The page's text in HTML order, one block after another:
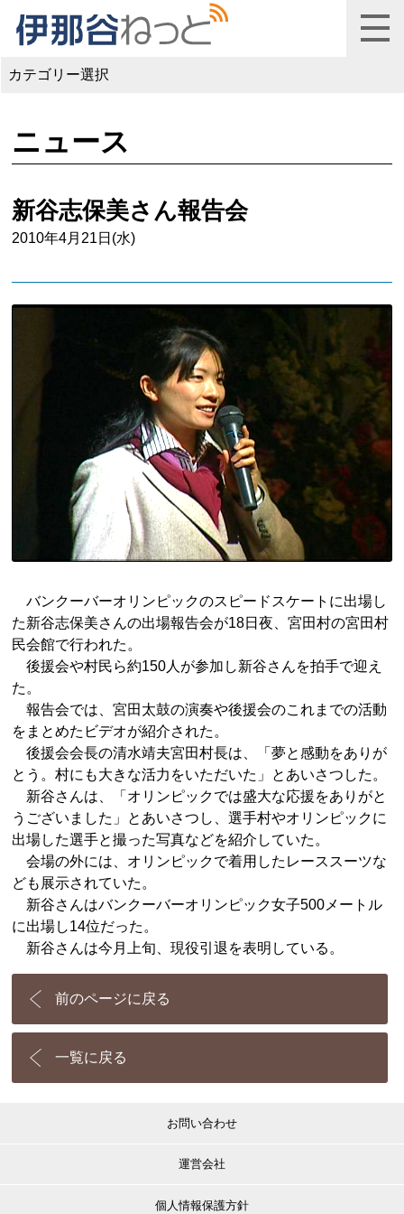
カテゴリー選択
ニュース
新谷志保美さん報告会
2010年4月21日(水)
バンクーバーオリンピックのスピードスケートに出場し
た新谷志保美さんの出場報告会が18日夜、宮田村の宮田村
民会館で行われた。
後援会や村民ら約150人が参加し新谷さんを拍手で迎え
た。
報告会では、宮田太鼓の演奏や後援会のこれまでの活動
をまとめたビデオが紹介された。
後援会会長の清水靖夫宮田村長は、「夢と感動をありが
とう。村にも大きな活力をいただいた」とあいさつした。
新谷さんは、「オリンピックでは盛大な応援をありがと
うございました」とあいさつし、選手村やオリンピックに
出場した選手と撮った写真などを紹介していた。
会場の外には、オリンピックで着用したレーススーツな
ども展示されていた。
新谷さんはバンクーバーオリンピック女子500メートル
に出場し14位だった。
新谷さんは今月上旬、現役引退を表明している。
前のページに戻る
一覧に戻る
お問い合わせ
運営会社
個人情報保護方針